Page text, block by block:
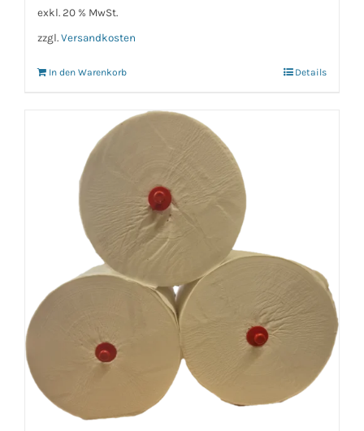
exkl. 20 % MwSt.
zzgl. Versandkosten
In den Warenkorb Details